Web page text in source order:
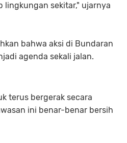
lingkungan sekitar," ujarnya
bahwa aksi di Bundaran
agenda sekali jalan.
terus bergerak secara
ini benar-benar bersih